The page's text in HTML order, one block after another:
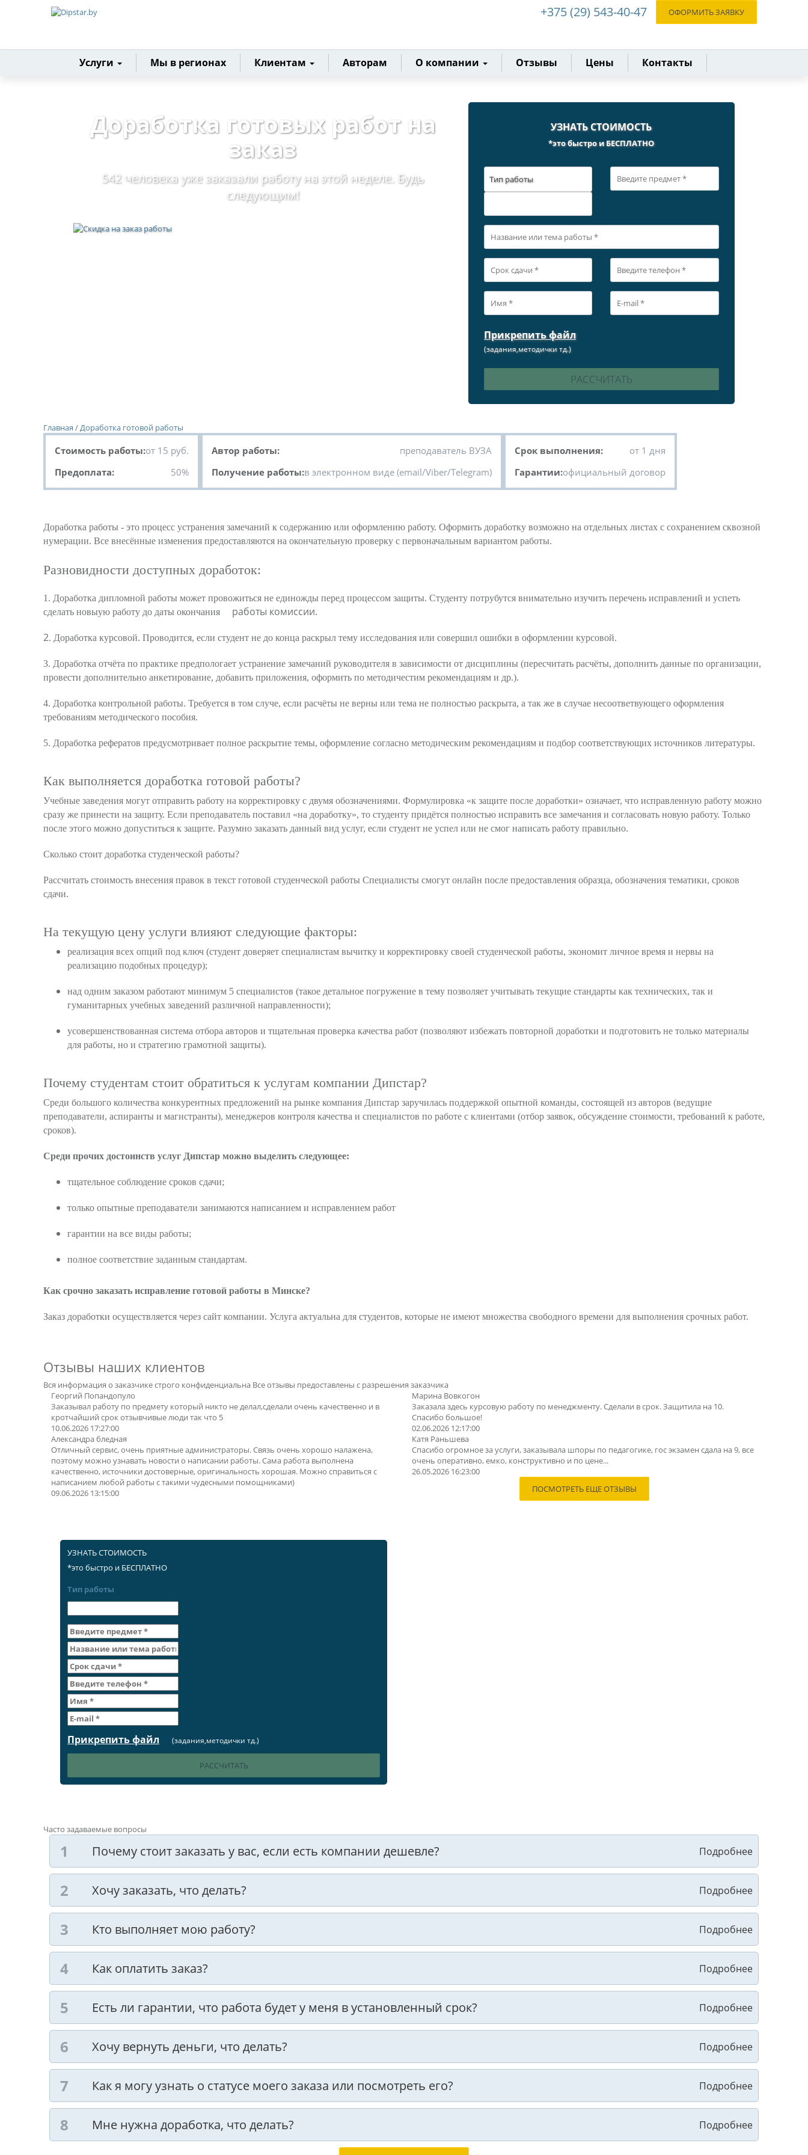
+375 (29) 543-40-47 ОФОРМИТЬ ЗАЯВКУ
Главная
Услуги Мы в регионах Клиентам Авторам О компании Отзывы Цены Контакты
Доработка готовых работ на
заказ
542 человека уже заказали работу на этой неделе. Будь
следующим!
УЗНАТЬ СТОИМОСТЬ
*это быстро и БЕСПЛАТНО
Тип работы
Прикрепить файл
(задания,методички тд.)
Главная /Доработка готовой работы
Стоимость работы:от 15 руб.
Предоплата:
50%
Автор работы:
преподаватель ВУЗА
Получение работы:в электронном виде (email/Viber/Telegram)
Срок выполнения:
от 1 дня
Гарантии:официальный договор
Доработка работы - это процесс устранения замечаний к содержанию или оформлению работу. Оформить доработку возможно на отдельных листах с сохранением сквозной
нумерации. Все внесённые изменения предоставляются на окончательную проверку с первоначальным вариантом работы.
Разновидности доступных доработок:
1. Доработка дипломной работы может провожиться не единожды перед процессом защиты. Студенту потрубутся внимательно изучить перечень исправлений и успеть
сделать новыую работу до даты окончания
работы комиссии.
2. Доработка курсовой. Проводится, если студент не до конца раскрыл тему исследования или совершил ошибки в оформлении курсовой.
3. Доработка отчёта по практике предпологает устранение замечаний руководителя в зависимости от дисциплины (пересчитать расчёты, дополнить данные по организации,
провести дополнительно анкетирование, добавить приложения, оформить по методичестим рекомендациям и др.).
4. Доработка контрольной работы. Требуется в том случе, если расчёты не верны или тема не полностью раскрыта, а так же в случае несоответвующего оформления
требованиям методического пособия.
5. Доработка рефератов предусмотривает полное раскрытие темы, оформление согласно методическим рекомендациям и подбор соответствующих источников литературы.
Как выполняется доработка готовой работы?
Учебные заведения могут отправить работу на корректировку с двумя обозначениями. Формулировка «к защите после доработки» означает, что исправленную работу можно
сразу же принести на защиту. Если преподаватель поставил «на доработку», то студенту придётся полностью исправить все замечания и согласовать новую работу. Только
после этого можно допуститься к защите. Разумно заказать данный вид услуг, если студент не успел или не смог написать работу правильно.
Сколько стоит доработка студенческой работы?
Рассчитать стоимость внесения правок в текст готовой студенческой работы Специалисты смогут онлайн после предоставления образца, обозначения тематики, сроков
сдачи.
На текущую цену услуги влияют следующие факторы:
реализация всех опций под ключ (студент доверяет специалистам вычитку и корректировку своей студенческой работы, экономит личное время и нервы на
реализацию подобных процедур);
над одним заказом работают минимум 5 специалистов (такое детальное погружение в тему позволяет учитывать текущие стандарты как технических, так и
гуманитарных учебных заведений различной направленности);
усовершенствованная система отбора авторов и тщательная проверка качества работ (позволяют избежать повторной доработки и подготовить не только материалы
для работы, но и стратегию грамотной защиты).
Почему студентам стоит обратиться к услугам компании Дипстар?
Среди большого количества конкурентных предложений на рынке компания Дипстар заручилась поддержкой опытной команды, состоящей из авторов (ведущие
преподаватели, аспиранты и магистранты), менеджеров контроля качества и специалистов по работе с клиентами (отбор заявок, обсуждение стоимости, требований к работе,
сроков).
Среди прочих достоинств услуг Дипстар можно выделить следующее:
тщательное соблюдение сроков сдачи;
только опытные преподаватели занимаются написанием и исправлением работ
гарантии на все виды работы;
полное соответствие заданным стандартам.
Как срочно заказать исправление готовой работы в Минске?
Заказ доработки осуществляется через сайт компании. Услуга актуальна для студентов, которые не имеют множества свободного времени для выполнения срочных работ.
Отзывы наших клиентов
Вся информация о заказчике строго конфиденциальна Все отзывы предоставлены с разрешения заказчика
Георгий Попандопуло
Заказывал работу по предмету который никто не делал,сделали очень качественно и в
кротчайший срок отзывчивые люди так что 5
10.06.2026 17:27:00
Александра бледная
Отличный сервис, очень приятные администраторы. Связь очень хорошо налажена,
поэтому можно узнавать новости о написании работы. Сама работа выполнена
качественно, источники достоверные, оригинальность хорошая. Можно справиться с
написанием любой работы с такими чудесными помощниками)
09.06.2026 13:15:00
Марина Вовкогон
Заказала здесь курсовую работу по менеджменту. Сделали в срок. Защитила на 10.
Спасибо большое!
02.06.2026 12:17:00
Катя Раньшева
Спасибо огромное за услуги, заказывала шпоры по педагогике, гос экзамен сдала на 9, все
очень оперативно, емко, конструктивно и по цене...
26.05.2026 16:23:00
ПОСМОТРЕТЬ ЕЩЕ ОТЗЫВЫ
УЗНАТЬ СТОИМОСТЬ
*это быстро и БЕСПЛАТНО
Тип работы
Прикрепить файл (задания,методички тд.)
Часто задаваемые вопросы
Почему стоит заказать у вас, если есть компании дешевле?
Хочу заказать, что делать?
Кто выполняет мою работу?
Как оплатить заказ?
Есть ли гарантии, что работа будет у меня в установленный срок?
Хочу вернуть деньги, что делать?
Как я могу узнать о статусе моего заказа или посмотреть его?
Мне нужна доработка, что делать?